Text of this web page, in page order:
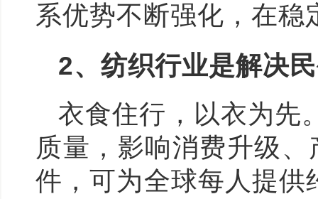
系优势不断强化，在稳
2、纺织行业是解决
衣食住行，以衣为先
质量，影响消费升级
件，可为全球每人提供